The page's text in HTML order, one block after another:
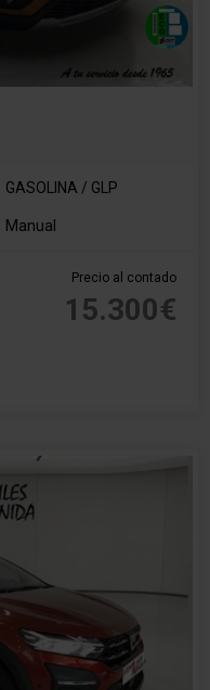
GASOLINA / GLP
Manual
Precio al contado
15.300€